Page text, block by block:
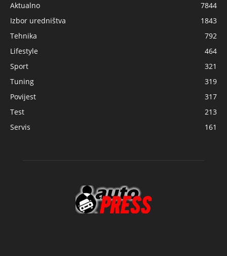
Aktualno
7844
Izbor uredništva
1843
Tehnika
792
Lifestyle
464
Sport
321
Tuning
319
Povijest
317
Test
213
Servis
161